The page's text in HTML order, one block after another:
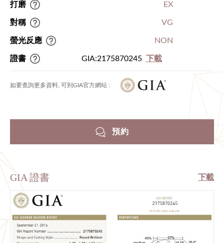
打磨 EX
對稱 VG
螢光反應 NON
證書 GIA:2175870245 下載
如要查詢更多資料, 可到GIA官方網站 :
預約
GIA 證書 下載